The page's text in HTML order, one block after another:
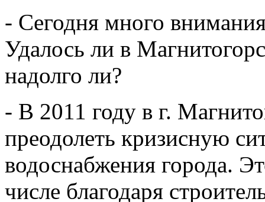
- Сегодня много
Удалось ли в
надолго ли?
- В 2011 году в г.
преодолеть кризисную
водоснабжения города.
числе благодаря